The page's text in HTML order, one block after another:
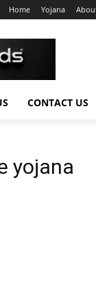
Home Yojana
CONTACT US
yojana